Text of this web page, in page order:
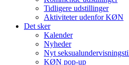
Tidligere udstillinger
Aktiviteter udenfor KØN
Det sker
Kalender
Nyheder
Nyt
KØN pop-up